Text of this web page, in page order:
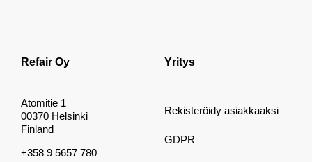
Refair Oy
Atomitie 1
00370 Helsinki
Finland
+358 9 5657 780
Yritys
Rekisteröidy asiakkaaksi
GDPR